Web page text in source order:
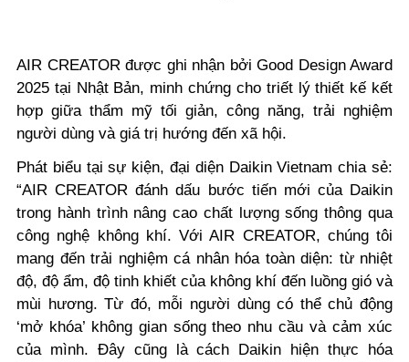
AIR CREATOR được ghi nhận bởi Good Design Award
2025 tại Nhật Bản, minh chứng cho triết lý thiết kế kết
hợp giữa thẩm mỹ tối giản, công năng, trải nghiệm
người dùng và giá trị hướng đến xã hội.
Phát biểu tại sự kiện, đại diện Daikin Vietnam chia sẻ:
“AIR CREATOR đánh dấu bước tiến mới của Daikin
trong hành trình nâng cao chất lượng sống thông qua
công nghệ không khí. Với AIR CREATOR, chúng tôi
mang đến trải nghiệm cá nhân hóa toàn diện: từ nhiệt
độ, độ ẩm, độ tinh khiết của không khí đến luồng gió và
mùi hương. Từ đó, mỗi người dùng có thể chủ động
‘mở khóa’ không gian sống theo nhu cầu và cảm xúc
của mình. Đây cũng là cách Daikin hiện thực hóa